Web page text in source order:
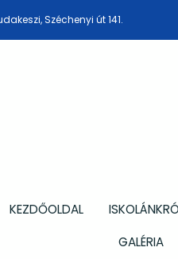
Széchenyi út 141.
KEZDŐOLDAL
GALÉRIA